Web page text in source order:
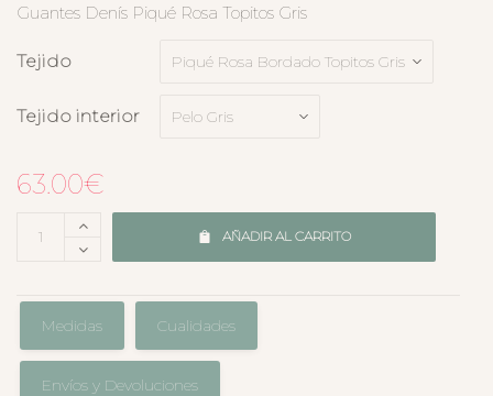
Guantes Denís Piqué Rosa Topitos Gris
Tejido
Tejido interior
63.00€
AÑADIR AL CARRITO
Medidas Cualidades
Envíos y Devoluciones